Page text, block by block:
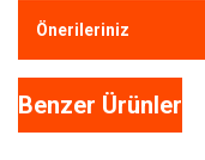
Önerileriniz
Benzer Ürünler